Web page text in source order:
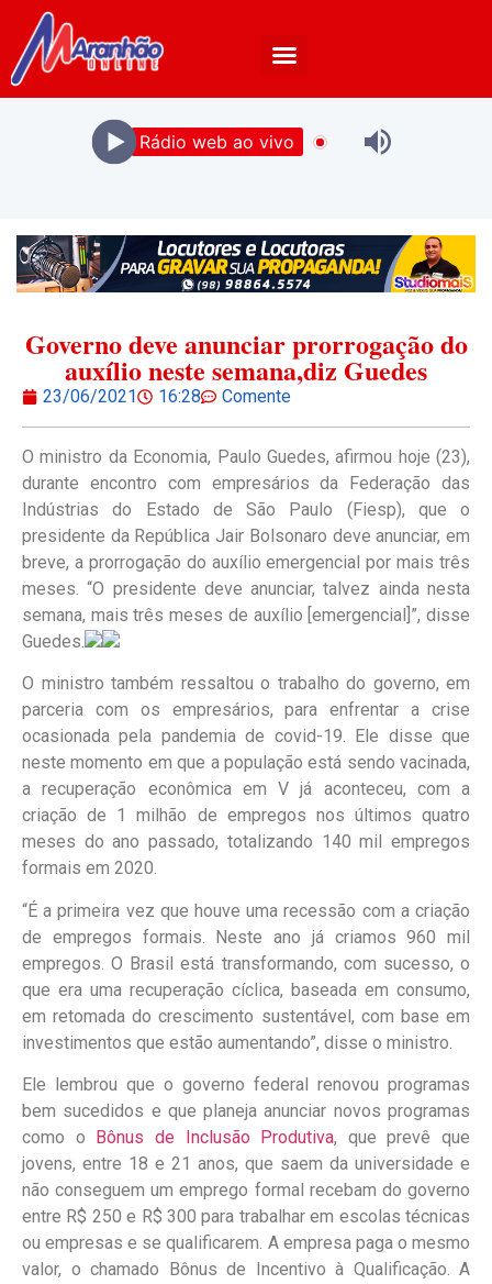
Rádio web ao vivo
Governo deve anunciar prorrogação do
auxílio neste semana,diz Guedes
23/06/2021 16:28 Comente
O ministro da Economia, Paulo Guedes, afirmou hoje (23),
durante encontro com empresários da Federação das
Indústrias do Estado de São Paulo (Fiesp), que o
presidente da República Jair Bolsonaro deve anunciar, em
breve, a prorrogação do auxílio emergencial por mais três
meses. “O presidente deve anunciar, talvez ainda nesta
semana, mais três meses de auxílio [emergencial]”, disse
Guedes.
O ministro também ressaltou o trabalho do governo, em
parceria com os empresários, para enfrentar a crise
ocasionada pela pandemia de covid-19. Ele disse que
neste momento em que a população está sendo vacinada,
a recuperação econômica em V já aconteceu, com a
criação de 1 milhão de empregos nos últimos quatro
meses do ano passado, totalizando 140 mil empregos
formais em 2020.
“É a primeira vez que houve uma recessão com a criação
de empregos formais. Neste ano já criamos 960 mil
empregos. O Brasil está transformando, com sucesso, o
que era uma recuperação cíclica, baseada em consumo,
em retomada do crescimento sustentável, com base em
investimentos que estão aumentando”, disse o ministro.
Ele lembrou que o governo federal renovou programas
bem sucedidos e que planeja anunciar novos programas
como o Bônus de Inclusão Produtiva, que prevê que
jovens, entre 18 e 21 anos, que saem da universidade e
não conseguem um emprego formal recebam do governo
entre R$ 250 e R$ 300 para trabalhar em escolas técnicas
ou empresas e se qualificarem. A empresa paga o mesmo
valor, o chamado Bônus de Incentivo à Qualificação. A